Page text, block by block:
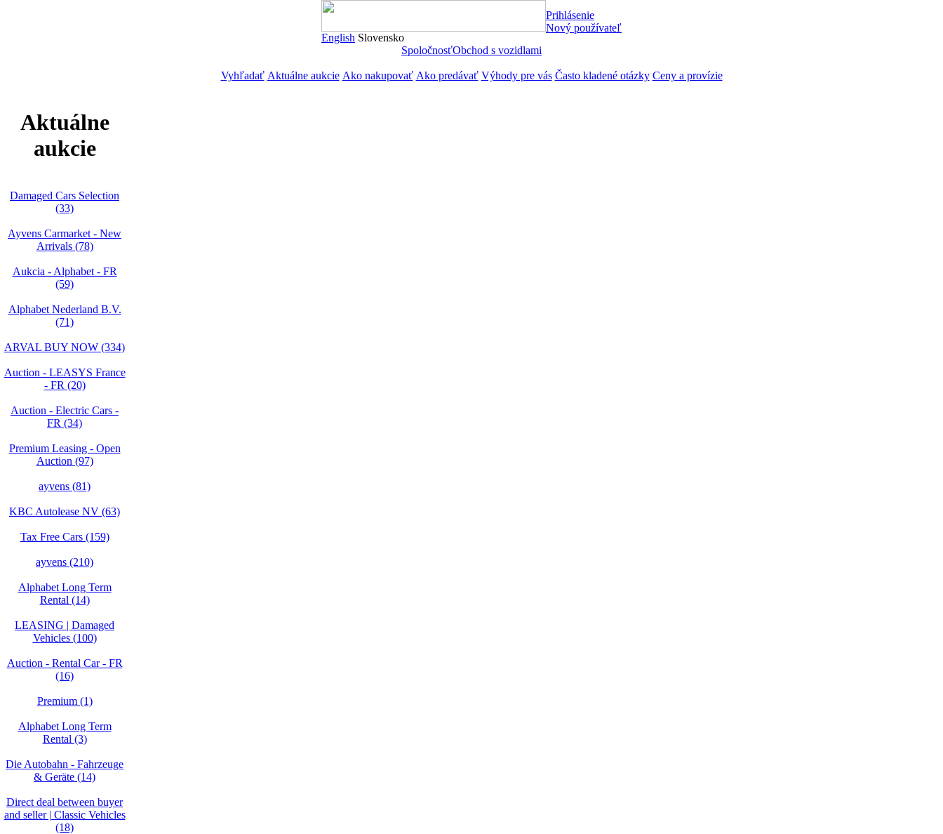
English Slovensko
Prihlásenie
Nový používateľ
SpoločnosťObchod s vozidlami
Vyhľadať Aktuálne aukcie Ako nakupovať Ako predávať Výhody pre vás Často kladené otázky Ceny a provízie
Aktuálne
aukcie
Damaged Cars Selection
(33)
Ayvens Carmarket - New
Arrivals (78)
Aukcia - Alphabet - FR
(59)
Alphabet Nederland B.V.
(71)
ARVAL BUY NOW (334)
Auction - LEASYS France
- FR (20)
Auction - Electric Cars -
FR (34)
Premium Leasing - Open
Auction (97)
ayvens (81)
KBC Autolease NV (63)
Tax Free Cars (159)
ayvens (210)
Alphabet Long Term
Rental (14)
LEASING | Damaged
Vehicles (100)
Auction - Rental Car - FR
(16)
Premium (1)
Alphabet Long Term
Rental (3)
Die Autobahn - Fahrzeuge
& Geräte (14)
Direct deal between buyer
and seller | Classic Vehicles
(18)